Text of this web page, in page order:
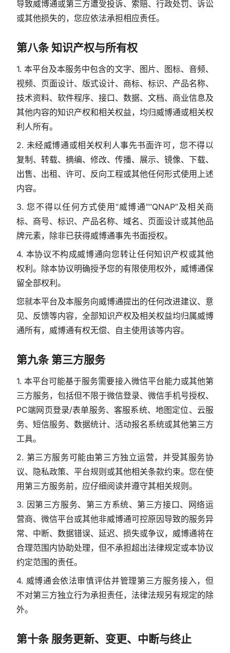
导致威博通或第三方遭受投诉、索赔、行政处罚、诉讼
或其他损失的，您应依法承担相应责任。
第八条 知识产权与所有权
1. 本平台及本服务中包含的文字、图片、图标、音频、
视频、页面设计、版式设计、商标、标识、产品名称、
技术资料、软件程序、接口、数据、文档、商业信息及
其他内容的知识产权和相关权益，均归威博通或相关权
利人所有。
2. 未经威博通或相关权利人事先书面许可，您不得以
复制、转载、摘编、修改、传播、展示、镜像、下载、
出售、出租、许可、反向工程或其他任何形式使用上述
内容。
3. 您不得以任何方式使用“威博通”“QNAP”及相关商
标、商号、标识、产品名称、域名、页面设计或其他品
牌元素，除非已获得威博通事先书面授权。
4. 本协议不构成威博通向您转让任何知识产权或其他
权利。除本协议明确授予您的有限使用权外，威博通保
留全部权利。
您就本平台及本服务向威博通提出的任何改进建议、意
见、反馈等内容，全部知识产权及相关权益均归属威博
通所有，威博通有权无偿、自主使用该等内容。
第九条 第三方服务
1. 本平台可能基于服务需要接入微信平台能力或其他第
三方服务，包括但不限于微信登录、微信手机号授权、
PC端网页登录/表单服务、客服系统、地图定位、云服
务、短信服务、数据统计、活动报名系统或其他第三方
工具。
2. 第三方服务可能由第三方独立运营，并受其服务协
议、隐私政策、平台规则或其他相关条款约束。您在使
用第三方服务前，应仔细阅读并遵守其相关规则。
3. 因第三方服务、第三方系统、第三方接口、网络运
营商、微信平台或其他非威博通可控原因导致的服务异
常、中断、数据错误、延迟、损失或争议，威博通将在
合理范围内协助处理，但不承担超出法律规定或本协议
约定范围的责任。
4. 威博通会依法审慎评估并管理第三方服务接入，但
不对第三方独立行为承担责任，法律法规另有规定的除
外。
第十条 服务更新、变更、中断与终止